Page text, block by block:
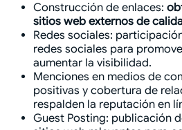
Construcción de enlaces:
sitios web externos de
Redes sociales:
redes sociales para
aumentar la visibilidad.
Menciones en medios de
positivas y cobertura de
respalden la reputación en
Guest Posting: publicación